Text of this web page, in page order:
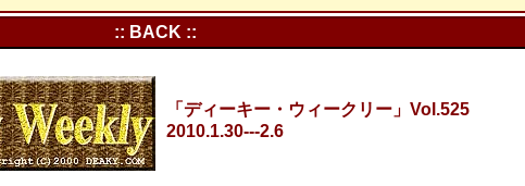
:: BACK ::
「ディーキー・ウィークリー」Vol.525
2010.1.30---2.6